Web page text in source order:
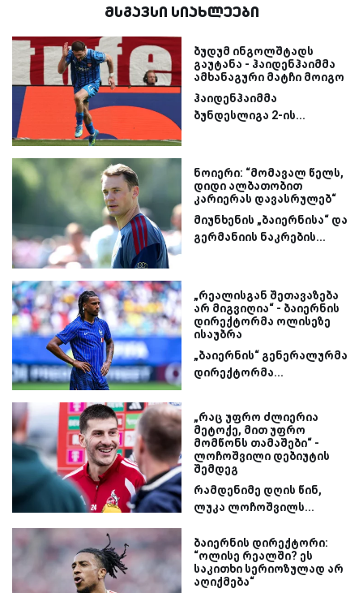
მსგავსი სიახლეები
ბუდუმ ინგოლშტადს
გაუტანა - ჰაიდენჰაიმმა
ამხანაგური მატჩი მოიგო
ჰაიდენჰაიმმა
ბუნდესლიგა 2-ის...
ნოიერი: “მომავალ წელს,
დიდი ალბათობით
კარიერას დავასრულებ“
მიუნხენის „ბაიერნისა“ და
გერმანიის ნაკრების...
„რეალისგან შეთავაზება
არ მიგვიღია“ - ბაიერნის
დირექტორმა ოლისეზე
ისაუბრა
„ბაიერნის“ გენერალურმა
დირექტორმა...
„რაც უფრო ძლიერია
მეტოქე, მით უფრო
მომწონს თამაშები“ -
ლოჩოშვილი დებიუტის
შემდეგ
რამდენიმე დღის წინ,
ლუკა ლოჩოშვილს...
ბაიერნის დირექტორი:
“ოლისე რეალში? ეს
საკითხი სერიოზულად არ
აღიქმება“